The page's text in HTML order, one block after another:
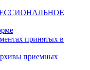
принятых в
приемных